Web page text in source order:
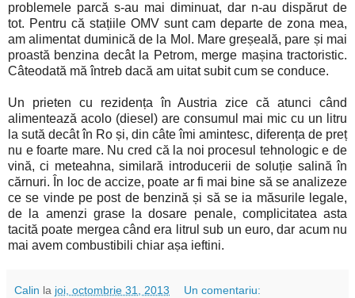
problemele parcă s-au mai diminuat, dar n-au dispărut de
tot. Pentru că stațiile OMV sunt cam departe de zona mea,
am alimentat duminică de la Mol. Mare greșeală, pare și mai
proastă benzina decât la Petrom, merge mașina tractoristic.
Câteodată mă întreb dacă am uitat subit cum se conduce.
Un prieten cu rezidența în Austria zice că atunci când
alimentează acolo (diesel) are consumul mai mic cu un litru
la sută decât în Ro și, din câte îmi amintesc, diferența de preț
nu e foarte mare. Nu cred că la noi procesul tehnologic e de
vină, ci meteahna, similară introducerii de soluție salină în
cărnuri. În loc de accize, poate ar fi mai bine să se analizeze
ce se vinde pe post de benzină și să se ia măsurile legale,
de la amenzi grase la dosare penale, complicitatea asta
tacită poate mergea când era litrul sub un euro, dar acum nu
mai avem combustibili chiar așa ieftini.
Calin la joi, octombrie 31, 2013 Un comentariu: